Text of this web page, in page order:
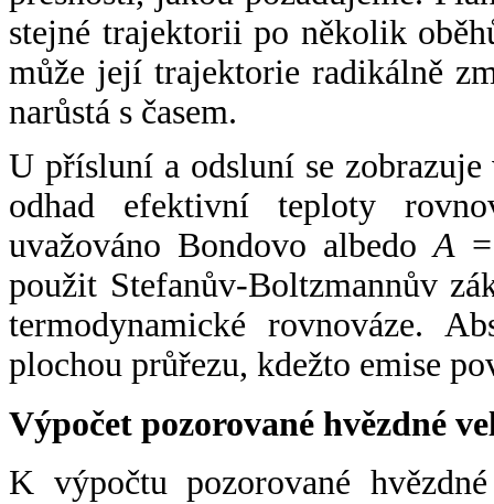
stejné trajektorii po několik
může její trajektorie radikálně
narůstá s časem.
U přísluní a odsluní se
odhad efektivní teploty
uvažováno Bondovo albedoA
použit Stefanův-Boltzmannův
termodynamické rovnováze.
plochou průřezu, kdežto emise
Výpočet pozorované hvězdné
K výpočtu pozorované